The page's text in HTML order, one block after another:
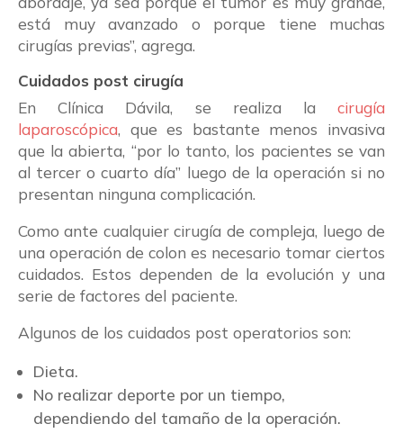
está muy avanzado o porque tiene muchas
cirugías previas”, agrega.
Cuidados post cirugía
En Clínica Dávila, se realiza la cirugía
laparoscópica, que es bastante menos invasiva
que la abierta, “por lo tanto, los pacientes se van
al tercer o cuarto día” luego de la operación si no
presentan ninguna complicación.
Como ante cualquier cirugía de compleja, luego de
una operación de colon es necesario tomar ciertos
cuidados. Estos dependen de la evolución y una
serie de factores del paciente.
Algunos de los cuidados post operatorios son:
Dieta.
No realizar deporte por un tiempo,
dependiendo del tamaño de la operación.